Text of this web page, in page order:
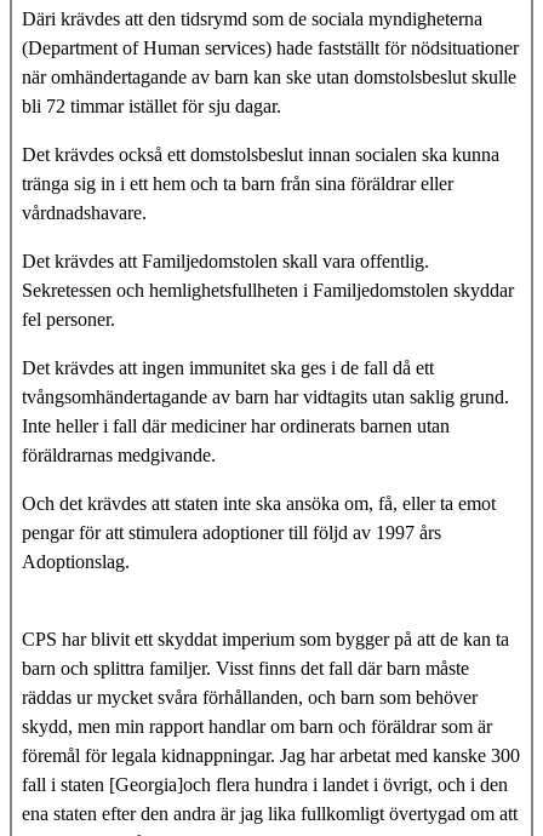
Däri krävdes att den tidsrymd som de sociala myndigheterna
(Department of Human services) hade fastställt för nödsituationer
när omhändertagande av barn kan ske utan domstolsbeslut skulle
bli 72 timmar istället för sju dagar.
Det krävdes också ett domstolsbeslut innan socialen ska kunna
tränga sig in i ett hem och ta barn från sina föräldrar eller
vårdnadshavare.
Det krävdes att Familjedomstolen skall vara offentlig.
Sekretessen och hemlighetsfullheten i Familjedomstolen skyddar
fel personer.
Det krävdes att ingen immunitet ska ges i de fall då ett
tvångsomhändertagande av barn har vidtagits utan saklig grund.
Inte heller i fall där mediciner har ordinerats barnen utan
föräldrarnas medgivande.
Och det krävdes att staten inte ska ansöka om, få, eller ta emot
pengar för att stimulera adoptioner till följd av 1997 års
Adoptionslag.
CPS har blivit ett skyddat imperium som bygger på att de kan ta
barn och splittra familjer. Visst finns det fall där barn måste
räddas ur mycket svåra förhållanden, och barn som behöver
skydd, men min rapport handlar om barn och föräldrar som är
föremål för legala kidnappningar. Jag har arbetat med kanske 300
fall i staten [Georgia]och flera hundra i landet i övrigt, och i den
ena staten efter den andra är jag lika fullkomligt övertygad om att